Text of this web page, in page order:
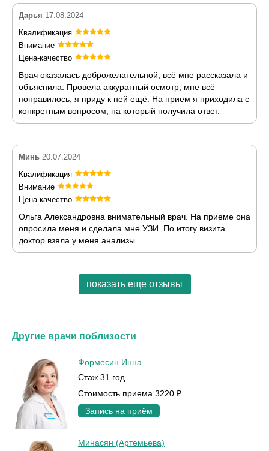
Дарья 17.08.2024
Квалификация
Внимание
Цена-качество
Врач оказалась доброжелательной, всё мне рассказала и
объяснила. Провела аккуратный осмотр, мне всё
понравилось, я приду к ней ещё. На прием я приходила с
конкретным вопросом, на который получила ответ.
Минь 20.07.2024
Квалификация
Внимание
Цена-качество
Ольга Александровна внимательный врач. На приеме она
опросила меня и сделала мне УЗИ. По итогу визита
доктор взяла у меня анализы.
показать еще отзывы
Другие врачи поблизости
Формесин Инна
Стаж 31 год.
Стоимость приема 3220 ₽
Запись на приём
Минасян (Артемьева)